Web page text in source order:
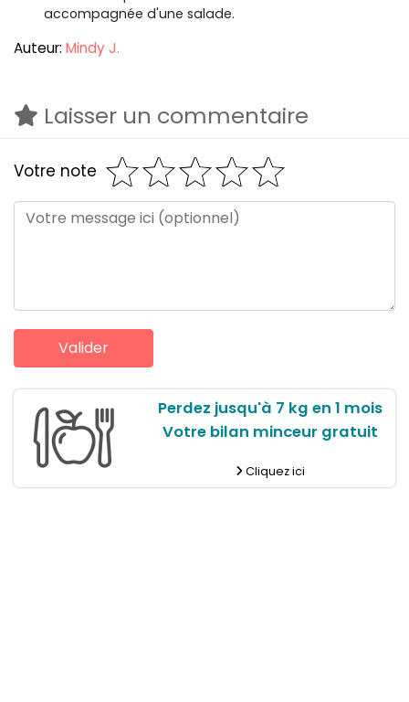
accompagnée d'une salade.
Auteur: Mindy J.
Laisser un commentaire
Votre note
Perdez jusqu'à 7 kg en 1 mois
Votre bilan minceur gratuit
Cliquez ici